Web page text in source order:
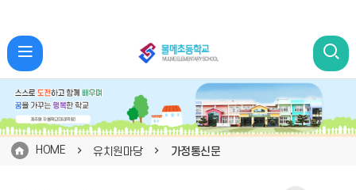
HOME 유치원마당 가정통신문